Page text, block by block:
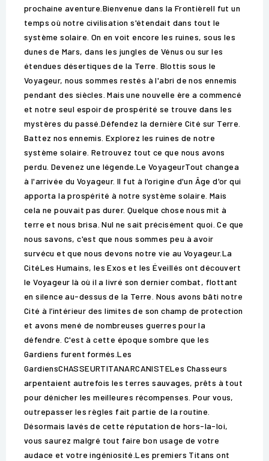
prochaine aventure.Bienvenue dans la FrontièreIl fut un
temps où notre civilisation s'étendait dans tout le
système solaire. On en voit encore les ruines, sous les
dunes de Mars, dans les jungles de Vénus ou sur les
étendues désertiques de la Terre. Blottis sous le
Voyageur, nous sommes restés à l'abri de nos ennemis
pendant des siècles. Mais une nouvelle ère a commencé
et notre seul espoir de prospérité se trouve dans les
mystères du passé.Défendez la dernière Cité sur Terre.
Battez nos ennemis. Explorez les ruines de notre
système solaire. Retrouvez tout ce que nous avons
perdu. Devenez une légende.Le VoyageurTout changea
à l'arrivée du Voyageur. Il fut à l'origine d'un Âge d'or qui
apporta la prospérité à notre système solaire. Mais
cela ne pouvait pas durer. Quelque chose nous mit à
terre et nous brisa. Nul ne sait précisément quoi. Ce que
nous savons, c'est que nous sommes peu à avoir
survécu et que nous devons notre vie au Voyageur.La
CitéLes Humains, les Exos et les Éveillés ont découvert
le Voyageur là où il a livré son dernier combat, flottant
en silence au-dessus de la Terre. Nous avons bâti notre
Cité à l’intérieur des limites de son champ de protection
et avons mené de nombreuses guerres pour la
défendre. C'est à cette époque sombre que les
Gardiens furent formés.Les
GardiensCHASSEURTITANARCANISTELes Chasseurs
arpentaient autrefois les terres sauvages, prêts à tout
pour dénicher les meilleures récompenses. Pour vous,
outrepasser les règles fait partie de la routine.
Désormais lavés de cette réputation de hors-la-loi,
vous saurez malgré tout faire bon usage de votre
audace et votre ingéniosité.Les premiers Titans ont